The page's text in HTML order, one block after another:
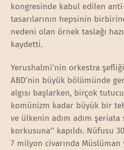
kongresinde kabul edilen
tasarılarının hepsinin
nedeni olan örnek taslağı
kaydetti.
Yerushalmi’nin orkestra
ABD’nin büyük bölümünde
algısı başlarken, birçok
komünizm kadar büyük bir
ve ülkenin adım adım
korkusuna’’ kapıldı. Nüfusu
7 milyon civarında Müslüman